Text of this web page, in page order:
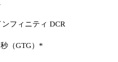
ンフィニティ DCR
（GTG）*